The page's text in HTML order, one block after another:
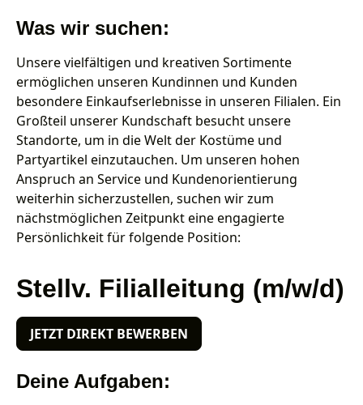
Was wir suchen:
Unsere vielfältigen und kreativen Sortimente
ermöglichen unseren Kundinnen und Kunden
besondere Einkaufserlebnisse in unseren Filialen. Ein
Großteil unserer Kundschaft besucht unsere
Standorte, um in die Welt der Kostüme und
Partyartikel einzutauchen. Um unseren hohen
Anspruch an Service und Kundenorientierung
weiterhin sicherzustellen, suchen wir zum
nächstmöglichen Zeitpunkt eine engagierte
Persönlichkeit für folgende Position:
Stellv. Filialleitung (m/w/d)
JETZT DIREKT BEWERBEN
Deine Aufgaben: